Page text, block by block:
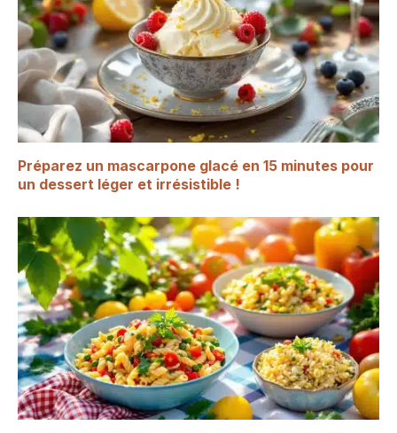
Préparez un mascarpone glacé en 15 minutes pour
un dessert léger et irrésistible !